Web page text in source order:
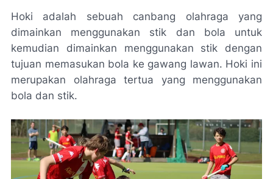
Hoki adalah sebuah canbang olahraga yang
dimainkan menggunakan stik dan bola untuk
kemudian dimainkan menggunakan stik dengan
tujuan memasukan bola ke gawang lawan. Hoki ini
merupakan olahraga tertua yang menggunakan
bola dan stik.